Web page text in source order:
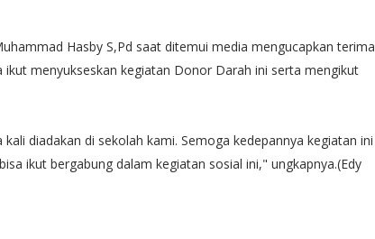
Hasby S,Pd saat ditemui media mengucapkan terima
menyukseskan kegiatan Donor Darah ini serta mengikut
diadakan di sekolah kami. Semoga kedepannya kegiatan ini
ikut bergabung dalam kegiatan sosial ini," ungkapnya.(Edy